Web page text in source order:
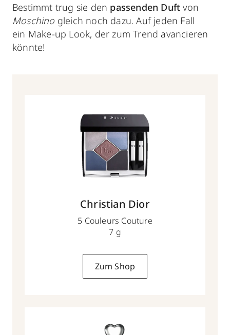
Bestimmt trug sie den passenden Duftvon
Moschino gleich noch dazu. Auf jeden Fall
ein Make-up Look, der zum Trend avancieren
könnte!
Christian Dior
5 Couleurs Couture
7 g
Zum Shop